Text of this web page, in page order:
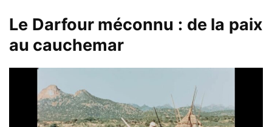
Le Darfour méconnu : de la paix
au cauchemar